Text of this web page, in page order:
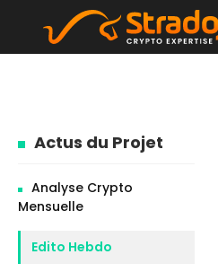
Actus du Projet
Analyse Crypto
Mensuelle
Edito Hebdo